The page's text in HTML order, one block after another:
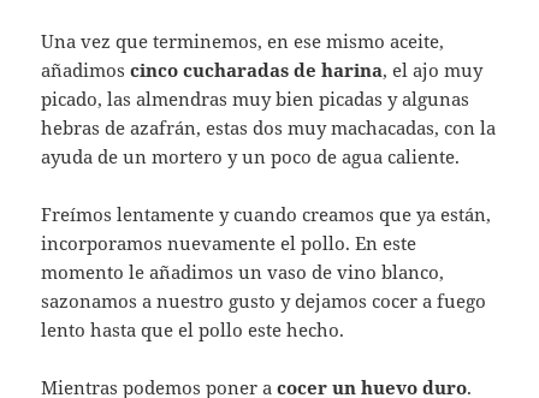
Una vez que terminemos, en ese mismo aceite,
añadimoscinco cucharadas de harina, el ajo muy
picado, las almendras muy bien picadas y algunas
hebras de azafrán, estas dos muy machacadas, con la
ayuda de un mortero y un poco de agua caliente.
Freímos lentamente y cuando creamos que ya están,
incorporamos nuevamente el pollo. En este
momento le añadimos un vaso de vino blanco,
sazonamos a nuestro gusto y dejamos cocer a fuego
lento hasta que el pollo este hecho.
Mientras podemos poner acocer un huevo duro.